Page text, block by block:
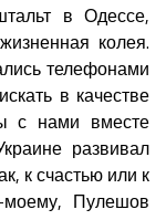
в Одессе,
колея.
телефонами
в качестве
с нами вместе
развивал
к счастью или к
Пулешов